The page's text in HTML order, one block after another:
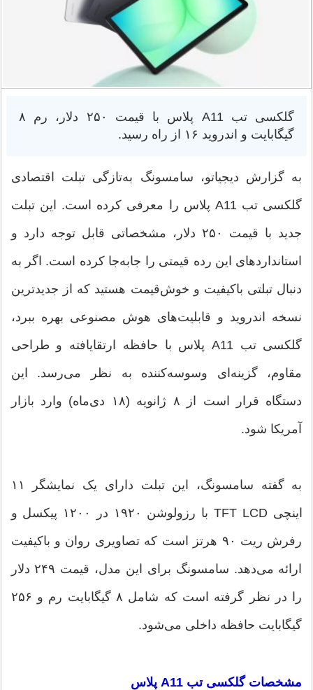
گلکسی تب A11 پلاس با قیمت ۲۵۰ دلار، رم ۸
گیگابایت و اندروید ۱۶ از راه رسید.
به گزارش دیجیاتو، سامسونگ به‌تازگی تبلت اقتصادی
گلکسی تب A11 پلاس را معرفی کرده است. این تبلت
جدید با قیمت ۲۵۰ دلار، مشخصاتی قابل توجه دارد و
استانداردهای این رده قیمتی را جابه‌جا کرده است. اگر به
دنبال تبلتی باکیفیت و خوش‌قیمت هستید که از جدیدترین
نسخه اندروید و قابلیت‌های هوش مصنوعی بهره ببرد،
گلکسی تب A11 پلاس با حافظه ارتقایافته و طراحی
مقاوم، گزینه‌ای وسوسه‌کننده به نظر می‌رسد. این
دستگاه قرار است از ۸ ژانویه (۱۸ دی‌ماه) وارد بازار
آمریکا شود.
به گفته سامسونگ، این تبلت دارای یک نمایشگر ۱۱
اینچی TFT LCD با رزولوشن ۱۹۲۰ در ۱۲۰۰ پیکسل و
رفرش ریت ۹۰ هرتز است که تصاویری روان و باکیفیت
ارائه می‌دهد. سامسونگ برای این مدل، قیمت ۲۴۹ دلار
را در نظر گرفته است که شامل ۸ گیگابایت رم و ۲۵۶
گیگابایت حافظه داخلی می‌شود.
مشخصات گلکسی تب A11 پلاس